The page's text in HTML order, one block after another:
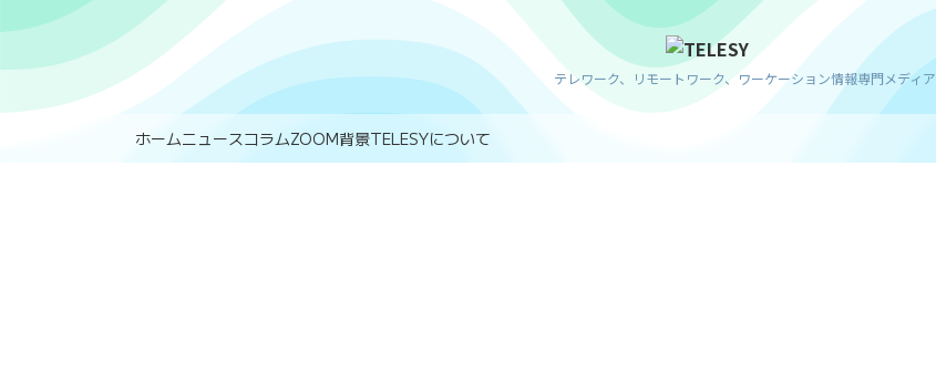
テレワーク、リモートワーク、ワーケーション情報専門メディア
ホームニュースコラムZOOM背景TELESYについて